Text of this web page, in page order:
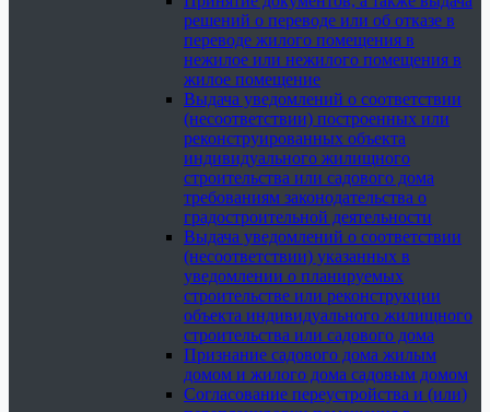
решений о переводе или об отказе в
переводе жилого помещения в
нежилое или нежилого помещения в
жилое помещение
Выдача уведомлений о соответствии
(несоответствии) построенных или
реконструированных объекта
индивидуального жилищного
строительства или садового дома
требованиям законодательства о
градостроительной деятельности
Выдача уведомлений о соответствии
(несоответствии) указанных в
уведомлении о планируемых
строительстве или реконструкции
объекта индивидуального жилищного
строительства или садового дома
Признание садового дома жилым
домом и жилого дома садовым домом
Согласование переустройства и (или)